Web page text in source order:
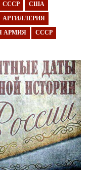
СССР США
АРТИЛЛЕРИЯ
АРМИЯ СССР